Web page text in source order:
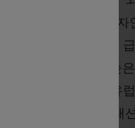
를 통해 독창적인 디자
바탕으로 몰입적이고
세계적으로 명망 높
다. 이러한 성과는 유
럭셔리 제품, 예술, 패